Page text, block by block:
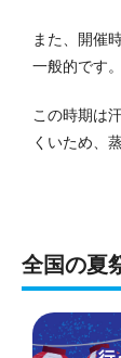
また、開催
一般的です。
この時期は
くいため、
全国の夏